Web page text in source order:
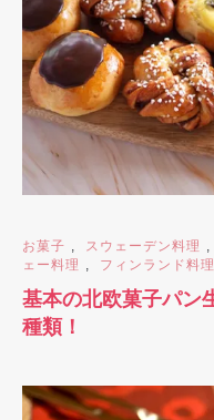
お菓子 スウェーデン料理
ェー料理
フィンランド料理
基本の北欧菓子パン
種類！